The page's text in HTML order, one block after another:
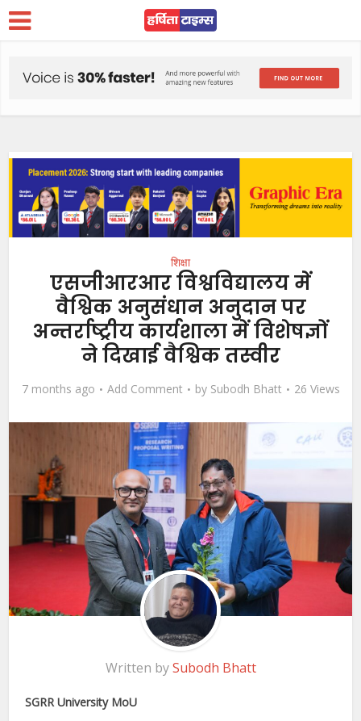
शिक्षा
एसजीआरआर विश्वविद्यालय में
वैश्विक अनुसंधान अनुदान पर
अन्तर्राष्ट्रीय कार्यशाला में विशेषज्ञों
ने दिखाई वैश्विक तस्वीर
7 months ago Add Comment by Subodh Bhatt 26 Views
Written bySubodh Bhatt
SGRR University MoU